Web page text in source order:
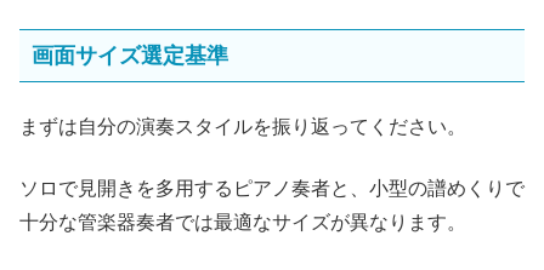
画面サイズ選定基準
まずは自分の演奏スタイルを振り返ってください。
ソロで見開きを多用するピアノ奏者と、小型の譜めくりで
十分な管楽器奏者では最適なサイズが異なります。